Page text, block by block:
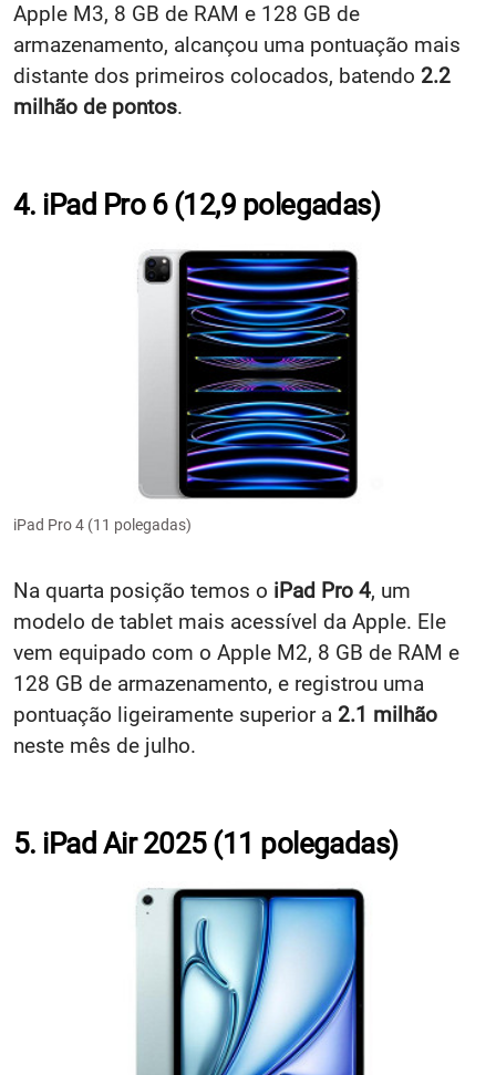
Apple M3, 8 GB de RAM e 128 GB de
armazenamento, alcançou uma pontuação mais
distante dos primeiros colocados, batendo 2.2
milhão de pontos.
4. iPad Pro 6 (12,9 polegadas)
iPad Pro 4 (11 polegadas)
Na quarta posição temos o iPad Pro 4, um
modelo de tablet mais acessível da Apple. Ele
vem equipado com o Apple M2, 8 GB de RAM e
128 GB de armazenamento, e registrou uma
pontuação ligeiramente superior a 2.1 milhão
neste mês de julho.
5. iPad Air 2025 (11 polegadas)